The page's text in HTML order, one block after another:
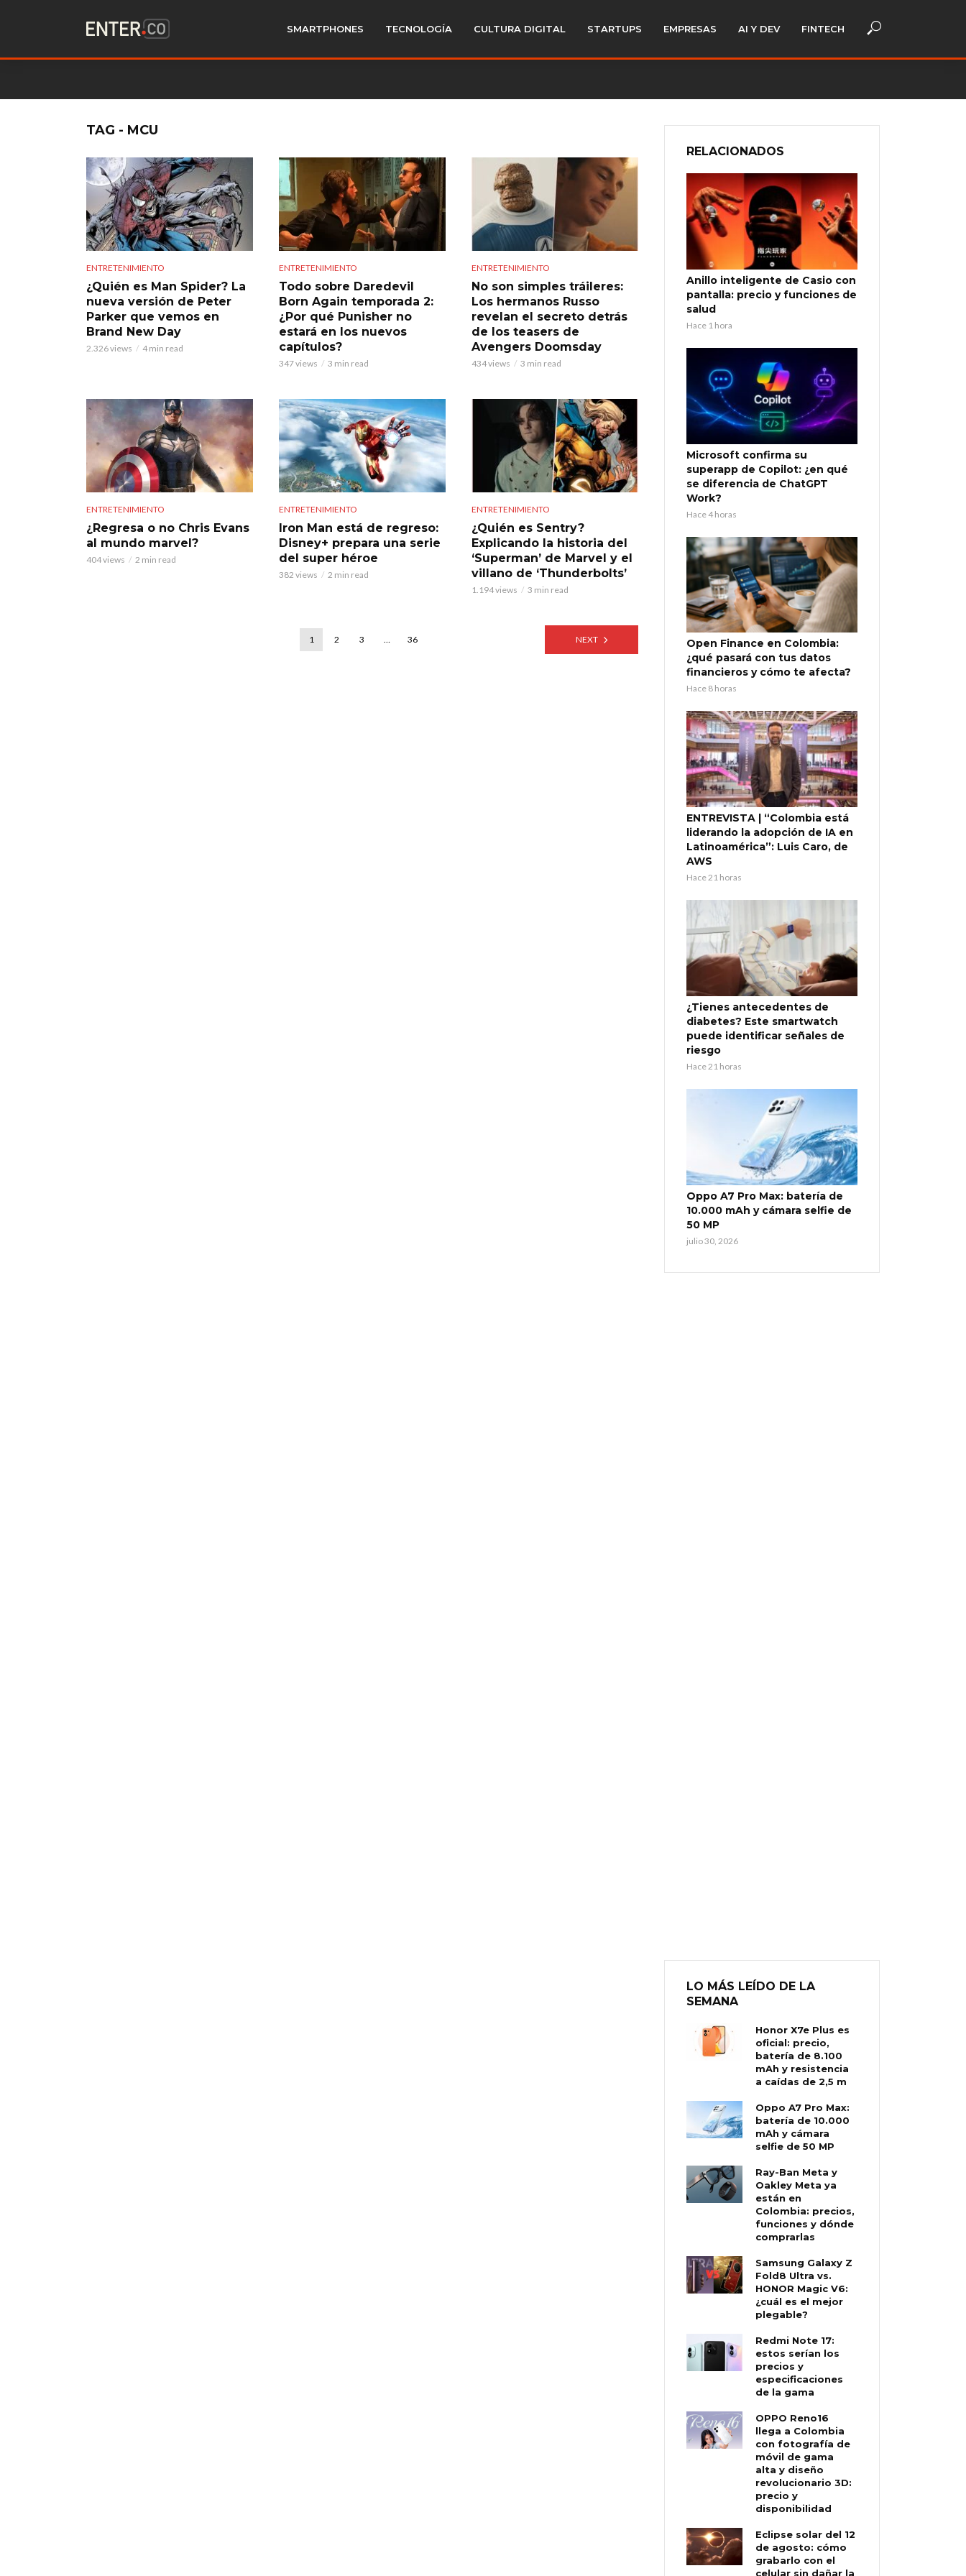
SMARTPHONES TECNOLOGÍA CULTURA DIGITAL STARTUPS EMPRESAS AI Y DEV FINTECH
TAG - MCU
ENTRETENIMIENTO
¿Quién es Man Spider? La
nueva versión de Peter
Parker que vemos en
Brand New Day
2.326 views 4 min read
ENTRETENIMIENTO
Todo sobre Daredevil
Born Again temporada 2:
¿Por qué Punisher no
estará en los nuevos
capítulos?
347 views 3 min read
ENTRETENIMIENTO
No son simples tráileres:
Los hermanos Russo
revelan el secreto detrás
de los teasers de
Avengers Doomsday
434 views 3 min read
ENTRETENIMIENTO
¿Regresa o no Chris Evans
al mundo marvel?
404 views 2 min read
ENTRETENIMIENTO
Iron Man está de regreso:
Disney+ prepara una serie
del super héroe
382 views 2 min read
ENTRETENIMIENTO
¿Quién es Sentry?
Explicando la historia del
‘Superman’ de Marvel y el
villano de ‘Thunderbolts’
1.194 views 3 min read
1 2 3 … 36 NEXT
RELACIONADOS
Anillo inteligente de Casio con
pantalla: precio y funciones de
salud
Hace 1 hora
Microsoft confirma su
superapp de Copilot: ¿en qué
se diferencia de ChatGPT
Work?
Hace 4 horas
Open Finance en Colombia:
¿qué pasará con tus datos
financieros y cómo te afecta?
Hace 8 horas
ENTREVISTA | “Colombia está
liderando la adopción de IA en
Latinoamérica”: Luis Caro, de
AWS
Hace 21 horas
¿Tienes antecedentes de
diabetes? Este smartwatch
puede identificar señales de
riesgo
Hace 21 horas
Oppo A7 Pro Max: batería de
10.000 mAh y cámara selfie de
50 MP
julio 30, 2026
LO MÁS LEÍDO DE LA
SEMANA
Honor X7e Plus es
oficial: precio,
batería de 8.100
mAh y resistencia
a caídas de 2,5 m
Oppo A7 Pro Max:
batería de 10.000
mAh y cámara
selfie de 50 MP
Ray-Ban Meta y
Oakley Meta ya
están en
Colombia: precios,
funciones y dónde
comprarlas
Samsung Galaxy Z
Fold8 Ultra vs.
HONOR Magic V6:
¿cuál es el mejor
plegable?
Redmi Note 17:
estos serían los
precios y
especificaciones
de la gama
OPPO Reno16
llega a Colombia
con fotografía de
móvil de gama
alta y diseño
revolucionario 3D:
precio y
disponibilidad
Eclipse solar del 12
de agosto: cómo
grabarlo con el
celular sin dañar la